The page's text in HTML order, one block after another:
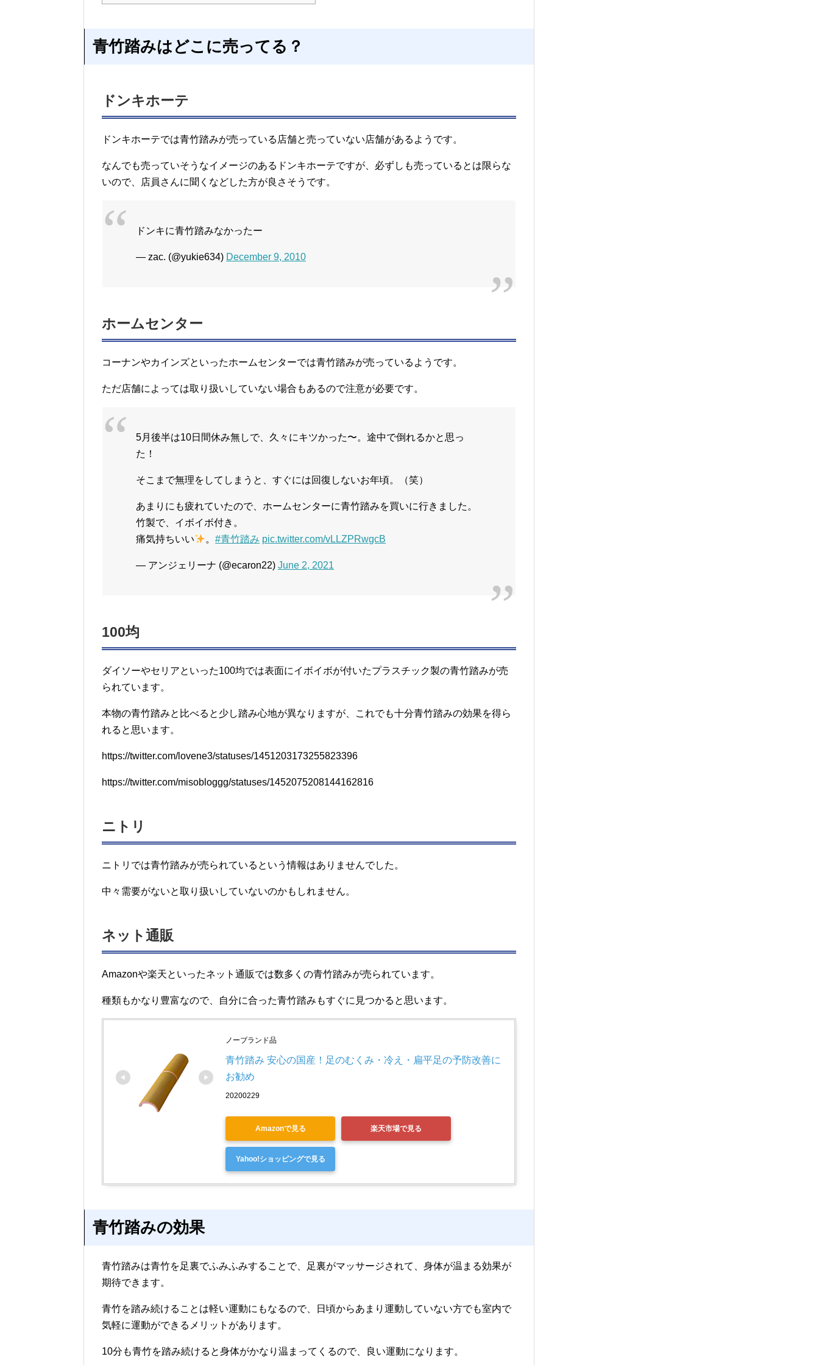
青竹踏みはどこに売ってる？
ドンキホーテ
ドンキホーテでは青竹踏みが売っている店舗と売っていない店舗があるようです。
なんでも売っていそうなイメージのあるドンキホーテですが、必ずしも売っているとは限らな
いので、店員さんに聞くなどした方が良さそうです。
ドンキに青竹踏みなかったー
— zac. (@yukie634) December 9, 2010
ホームセンター
コーナンやカインズといったホームセンターでは青竹踏みが売っているようです。
ただ店舗によっては取り扱いしていない場合もあるので注意が必要です。
5月後半は10日間休み無しで、久々にキツかった〜。途中で倒れるかと思っ
た！
そこまで無理をしてしまうと、すぐには回復しないお年頃。（笑）
あまりにも疲れていたので、ホームセンターに青竹踏みを買いに行きました。
竹製で、イボイボ付き。
痛気持ちいい
。#青竹踏み pic.twitter.com/vLLZPRwgcB
— アンジェリーナ (@ecaron22) June 2, 2021
100均
ダイソーやセリアといった100均では表面にイボイボが付いたプラスチック製の青竹踏みが売
られています。
本物の青竹踏みと比べると少し踏み心地が異なりますが、これでも十分青竹踏みの効果を得ら
れると思います。
https://twitter.com/lovene3/statuses/1451203173255823396
https://twitter.com/misobloggg/statuses/1452075208144162816
ニトリ
ニトリでは青竹踏みが売られているという情報はありませんでした。
中々需要がないと取り扱いしていないのかもしれません。
ネット通販
Amazonや楽天といったネット通販では数多くの青竹踏みが売られています。
種類もかなり豊富なので、自分に合った青竹踏みもすぐに見つかると思います。
ノーブランド品
青竹踏み 安心の国産！足のむくみ・冷え・扁平足の予防改善に
お勧め
20200229
Amazonで見る 楽天市場で見る
Yahoo!ショッピングで見る
青竹踏みの効果
青竹踏みは青竹を足裏でふみふみすることで、足裏がマッサージされて、身体が温まる効果が
期待できます。
青竹を踏み続けることは軽い運動にもなるので、日頃からあまり運動していない方でも室内で
気軽に運動ができるメリットがあります。
10分も青竹を踏み続けると身体がかなり温まってくるので、良い運動になります。